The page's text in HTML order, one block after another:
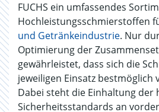
FUCHS ein umfassendes
Hochleistungsschmierstoffen
und Getränkeindustrie. Nur
Optimierung der
gewährleistet, dass sich die
jeweiligen Einsatz bestmöglich
Dabei steht die Einhaltung der
Sicherheitsstandards an